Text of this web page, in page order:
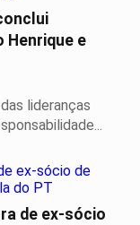
Henrique e
lideranças
de ex-sócio